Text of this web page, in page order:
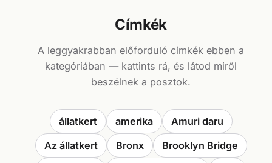
Címkék
A leggyakrabban előforduló címkék ebben a
kategóriában — kattints rá, és látod miről
beszélnek a posztok.
állatkert amerika
Amuri daru
Az állatkert
Bronx
Brooklyn Bridge